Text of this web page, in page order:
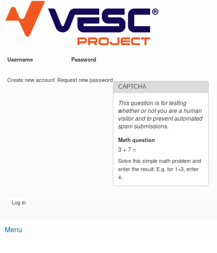
main
content
VESC Project
Username Password
Create new account Request new password
CAPTCHA
This question is for testing
whether or not you are a human
visitor and to prevent automated
spam submissions.
Math question
3 + 7 =
Solve this simple math problem and
enter the result. E.g. for 1+3, enter
4.
Main menu
Menu